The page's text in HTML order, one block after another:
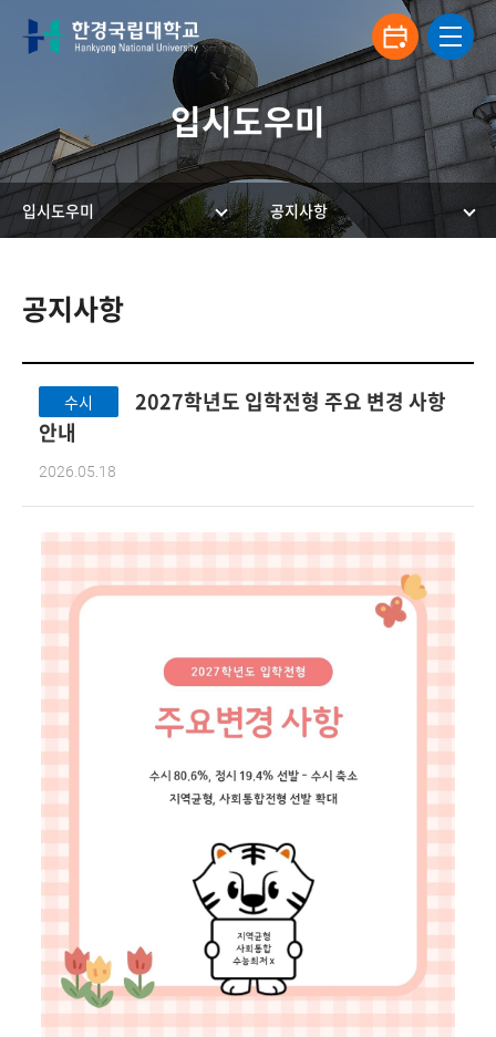
한경국립대학교 입학안내
입시도우미
입시도우미 공지사항
공지사항
수시
2027학년도 입학전형 주요 변경 사항
안내
2026.05.18